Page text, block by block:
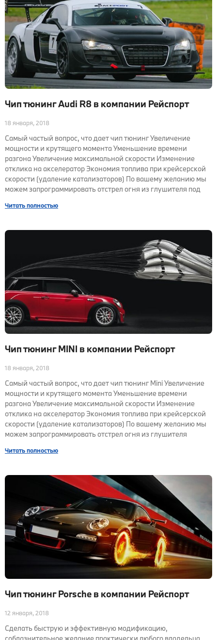
Чип тюнинг Audi R8 в компании Рейспорт
18 января, 2018
Самый частый вопрос, что дает чип тюнинг Увеличение
мощности и крутящего момента Уменьшение времени
разгона Увеличение максимальной скорости Изменение
отклика на акселератор Экономия топлива при крейсерской
скорости (удаление катализаторов) По вашему желанию мы
можем запрограммировать отстрел огня из глушителя под
Читать полностью
Чип тюнинг MINI в компании Рейспорт
18 января, 2018
Самый частый вопрос, что дает чип тюнинг Mini Увеличение
мощности и крутящего момента Уменьшение времени
разгона Увеличение максимальной скорости Изменение
отклика на акселератор Экономия топлива при крейсерской
скорости (удаление катализаторов) По вашему желанию мы
можем запрограммировать отстрел огня из глушителя
Читать полностью
Чип тюнинг Porsche в компании Рейспорт
12 января, 2018
Сделать быструю и эффективную модификацию,